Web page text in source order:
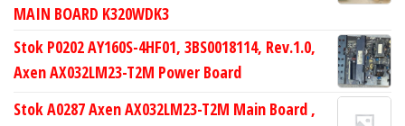
MAIN BOARD K320WDK3
Stok P0202 AY160S-4HF01, 3BS0018114, Rev.1.0,
Axen AX032LM23-T2M Power Board
Stok A0287 Axen AX032LM23-T2M Main Board ,